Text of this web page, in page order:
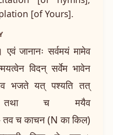
[of Yours].
जानानः सर्वमयं मामेव
विदन् सर्वेम भावेन
भजते यत् पश्यति तत्
तथा च मयैव
तव च काचन (N का किल)